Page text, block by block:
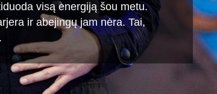
visą energiją šou metu.
ir abejingų jam nėra. Tai,